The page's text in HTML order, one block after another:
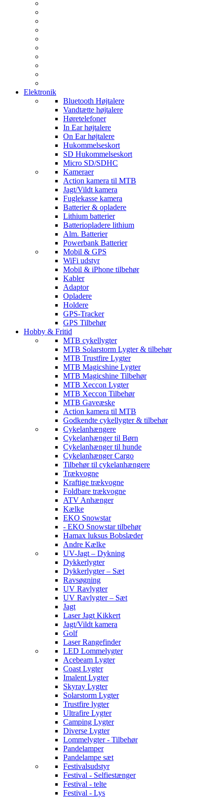
Elektronik
Bluetooth Højtalere
Vandtætte højtalere
Høretelefoner
In Ear højtalere
On Ear højtalere
Hukommelseskort
SD Hukommelseskort
Micro SD/SDHC
Kameraer
Action kamera til MTB
Jagt/Vildt kamera
Fuglekasse kamera
Batterier & opladere
Lithium batterier
Batteriopladere lithium
Alm. Batterier
Powerbank Batterier
Mobil & GPS
WiFi udstyr
Mobil & iPhone tilbehør
Kabler
Adaptor
Opladere
Holdere
GPS-Tracker
GPS Tilbehør
Hobby & Fritid
MTB cykellygter
MTB Solarstorm Lygter & tilbehør
MTB Trustfire Lygter
MTB Magicshine Lygter
MTB Magicshine Tilbehør
MTB Xeccon Lygter
MTB Xeccon Tilbehør
MTB Gaveæske
Action kamera til MTB
Godkendte cykellygter & tilbehør
Cykelanhængere
Cykelanhænger til Børn
Cykelanhænger til hunde
Cykelanhænger Cargo
Tilbehør til cykelanhængere
Trækvogne
Kraftige trækvogne
Foldbare trækvogne
ATV Anhænger
Kælke
EKO Snowstar
- EKO Snowstar tilbehør
Hamax luksus Bobslæder
Andre Kælke
UV-Jagt – Dykning
Dykkerlygter
Dykkerlygter – Sæt
Ravsøgning
UV Ravlygter
UV Ravlygter – Sæt
Jagt
Laser Jagt Kikkert
Jagt/Vildt kamera
Golf
Laser Rangefinder
LED Lommelygter
Acebeam Lygter
Coast Lygter
Imalent Lygter
Skyray Lygter
Solarstorm Lygter
Trustfire lygter
Ultrafire Lygter
Camping Lygter
Diverse Lygter
Lommelygter - Tilbehør
Pandelamper
Pandelampe sæt
Festivalsudstyr
Festival - Selfiestænger
Festival - telte
Festival - Lys